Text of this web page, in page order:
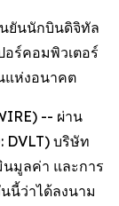
ยันนักบินดิจิทัล
อร์คอมพิวเตอร์
แห่งอนาคต
-- ผ่าน
DVLT) บริษัท
มูลค่า และการ
นี้ว่าได้ลงนาม